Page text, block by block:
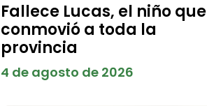
Fallece Lucas, el niño que
conmovió a toda la
provincia
4 de agosto de 2026